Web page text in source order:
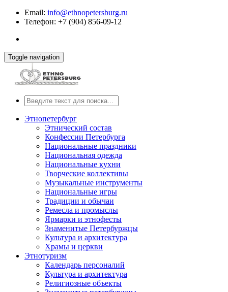
Email: info@ethnopetersburg.ru
Телефон: +7 (904) 856-09-12
Toggle navigation
Этнопетербург
Этнический состав
Конфессии Петербурга
Национальные праздники
Национальная одежда
Национальные кухни
Творческие коллективы
Музыкальные инструменты
Национальные игры
Традиции и обычаи
Ремесла и промыслы
Ярмарки и этнофесты
Знаменитые Петербуржцы
Культура и архитектура
Храмы и церкви
Этнотуризм
Календарь персоналий
Культура и архитектура
Религиозные объекты